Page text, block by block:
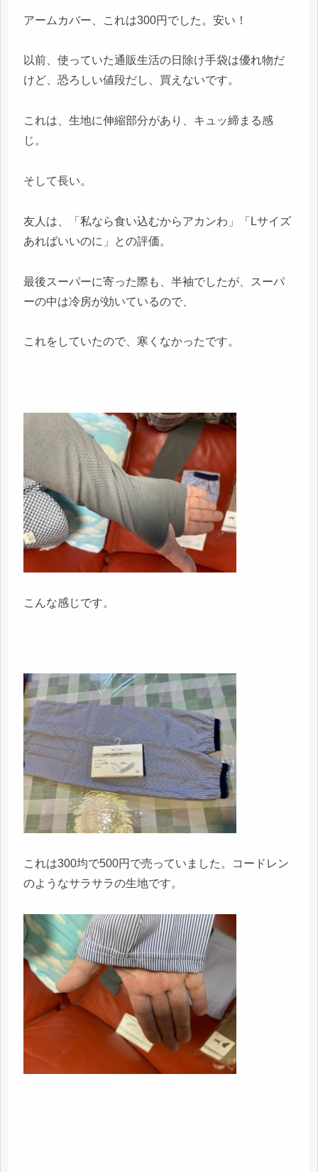
アームカバー、これは300円でした。安い！
以前、使っていた通販生活の日除け手袋は優れ物だ
けど、恐ろしい値段だし、買えないです。
これは、生地に伸縮部分があり、キュッ締まる感
じ。
そして長い。
友人は、「私なら食い込むからアカンわ」「Lサイズ
あればいいのに」との評価。
最後スーパーに寄った際も、半袖でしたが、スーパ
ーの中は冷房が効いているので、
これをしていたので、寒くなかったです。
こんな感じです。
これは300均で500円で売っていました。コードレン
のようなサラサラの生地です。